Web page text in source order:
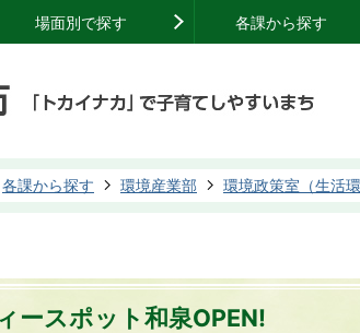
場面別で探す 各課から探す
各課から探す 環境産業部 環境政策室（生活環
ースポット和泉OPEN!